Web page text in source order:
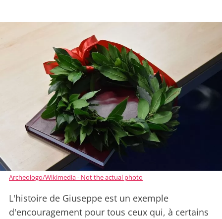
Archeologo/Wikimedia - Not the actual photo
L'histoire de Giuseppe est un exemple
d'encouragement pour tous ceux qui, à certains